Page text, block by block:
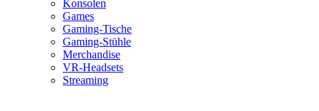
Konsolen
Games
Gaming-Tische
Gaming-Stühle
Merchandise
VR-Headsets
Streaming